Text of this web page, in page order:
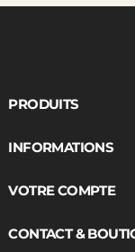
PRODUITS
INFORMATIONS
VOTRE COMPTE
CONTACT &